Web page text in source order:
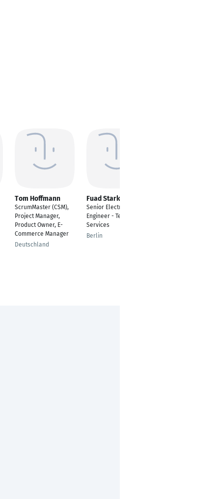
Tom Hoffmann
ScrumMaster (CSM),
Project Manager,
Product Owner, E-
Commerce Manager
Deutschland
Fuad Stark
Senior Electrical
Engineer - Technical
Services
Berlin